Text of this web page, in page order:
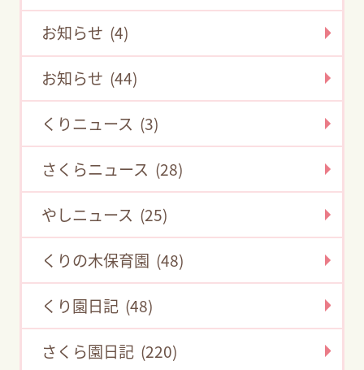
お知らせ (4)
お知らせ (44)
くりニュース (3)
さくらニュース (28)
やしニュース (25)
くりの木保育園 (48)
くり園日記 (48)
さくら園日記 (220)